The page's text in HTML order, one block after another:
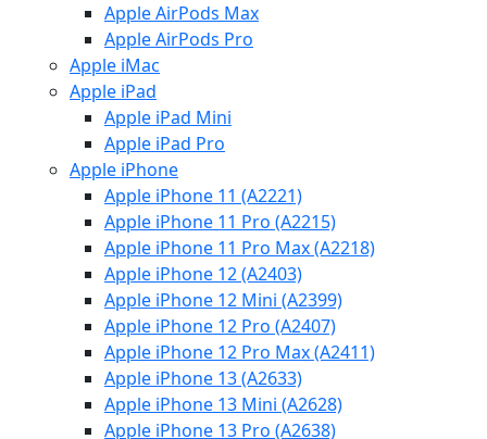
Apple AirPods Max
Apple AirPods Pro
Apple iMac
Apple iPad
Apple iPad Mini
Apple iPad Pro
Apple iPhone
Apple iPhone 11 (A2221)
Apple iPhone 11 Pro (A2215)
Apple iPhone 11 Pro Max (A2218)
Apple iPhone 12 (A2403)
Apple iPhone 12 Mini (A2399)
Apple iPhone 12 Pro (A2407)
Apple iPhone 12 Pro Max (A2411)
Apple iPhone 13 (A2633)
Apple iPhone 13 Mini (A2628)
Apple iPhone 13 Pro (A2638)